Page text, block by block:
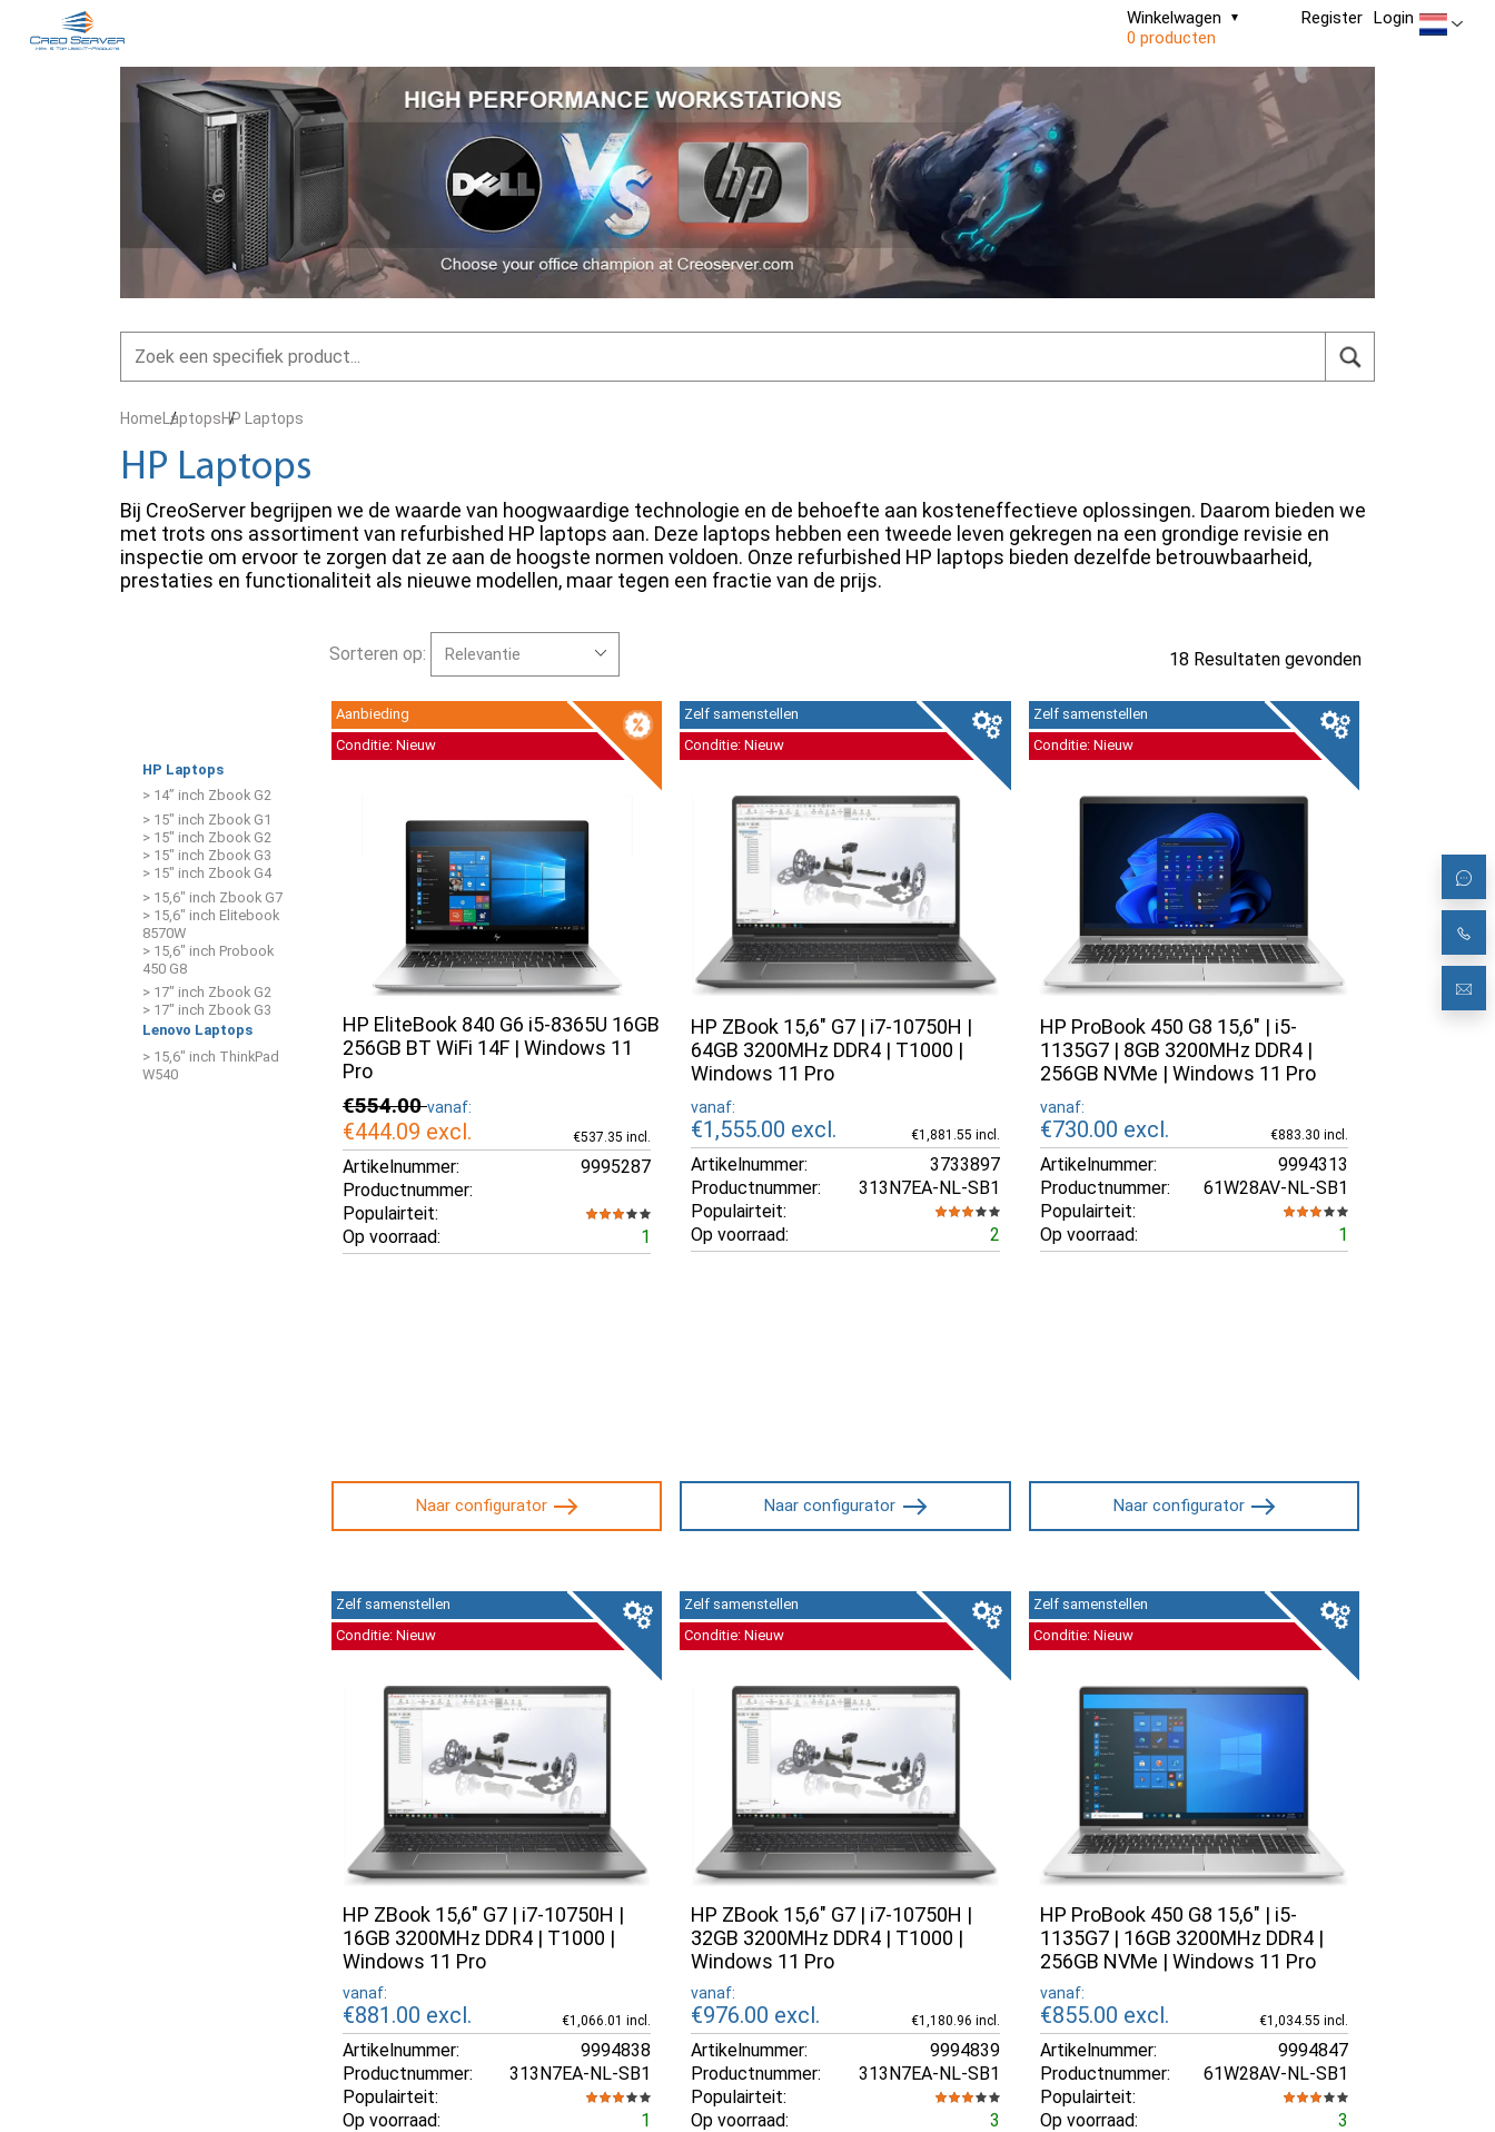
Register Login
Winkelwagen
0 producten
Home LaptopsHP Laptops
HP Laptops
Bij CreoServer begrijpen we de waarde van hoogwaardige technologie en de behoefte aan kosteneffectieve oplossingen. Daarom bieden we
met trots ons assortiment van refurbished HP laptops aan. Deze laptops hebben een tweede leven gekregen na een grondige revisie en
inspectie om ervoor te zorgen dat ze aan de hoogste normen voldoen. Onze refurbished HP laptops bieden dezelfde betrouwbaarheid,
prestaties en functionaliteit als nieuwe modellen, maar tegen een fractie van de prijs.
HP Laptops
> 14” inch Zbook G2
> 15" inch Zbook G1
> 15" inch Zbook G2
> 15" inch Zbook G3
> 15" inch Zbook G4
> 15,6" inch Zbook G7
> 15,6" inch Elitebook
8570W
> 15,6" inch Probook
450 G8
> 17" inch Zbook G2
> 17" inch Zbook G3
Lenovo Laptops
> 15,6" inch ThinkPad
W540
Sorteren op: 18 Resultaten gevonden
HP EliteBook 840 G6 i5-8365U 16GB
256GB BT WiFi 14F | Windows 11
Pro
€554.00vanaf:
€444.09 excl. €537.35 incl.
Artikelnummer:
9995287
Productnummer:
Populairteit:
Op voorraad:
1
Aanbieding
Conditie: Nieuw
Naar configurator
HP ZBook 15,6" G7 | i7-10750H |
64GB 3200MHz DDR4 | T1000 |
Windows 11 Pro
vanaf:
€1,555.00 excl. €1,881.55 incl.
Artikelnummer:
3733897
Productnummer:
313N7EA-NL-SB1
Populairteit:
Op voorraad:
2
Zelf samenstellen
Conditie: Nieuw
Naar configurator
HP ProBook 450 G8 15,6" | i5-
1135G7 | 8GB 3200MHz DDR4 |
256GB NVMe | Windows 11 Pro
vanaf:
€730.00 excl. €883.30 incl.
Artikelnummer:
9994313
Productnummer:
61W28AV-NL-SB1
Populairteit:
Op voorraad:
1
Zelf samenstellen
Conditie: Nieuw
Naar configurator
HP ZBook 15,6" G7 | i7-10750H |
16GB 3200MHz DDR4 | T1000 |
Windows 11 Pro
vanaf:
€881.00 excl. €1,066.01 incl.
Artikelnummer:
9994838
Productnummer:
313N7EA-NL-SB1
Populairteit:
Op voorraad:
1
Zelf samenstellen
Conditie: Nieuw
HP ZBook 15,6" G7 | i7-10750H |
32GB 3200MHz DDR4 | T1000 |
Windows 11 Pro
vanaf:
€976.00 excl. €1,180.96 incl.
Artikelnummer:
9994839
Productnummer:
313N7EA-NL-SB1
Populairteit:
Op voorraad:
3
Zelf samenstellen
Conditie: Nieuw
HP ProBook 450 G8 15,6" | i5-
1135G7 | 16GB 3200MHz DDR4 |
256GB NVMe | Windows 11 Pro
vanaf:
€855.00 excl. €1,034.55 incl.
Artikelnummer:
9994847
Productnummer:
61W28AV-NL-SB1
Populairteit:
Op voorraad:
3
Zelf samenstellen
Conditie: Nieuw